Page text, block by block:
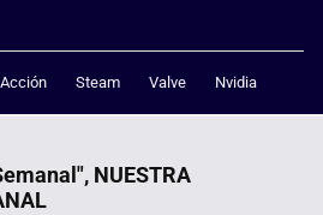
Acción Steam Valve Nvidia
NUESTRA